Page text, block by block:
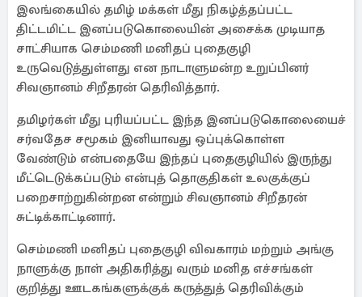
இலங்கையில் தமிழ் மக்கள் மீது நிகழ்த்தப்பட்ட
திட்டமிட்ட இனப்படுகொலையின் அசைக்க முடியாத
சாட்சியாக செம்மணி மனிதப் புதைகுழி
உருவெடுத்துள்ளது என நாடாளுமன்ற உறுப்பினர்
சிவஞானம் சிறீதரன் தெரிவித்தார்.
தமிழர்கள் மீது புரியப்பட்ட இந்த இனப்படுகொலையைச்
சர்வதேச சமூகம் இனியாவது ஒப்புக்கொள்ள
வேண்டும் என்பதையே இந்தப் புதைகுழியில் இருந்து
மீட்டெடுக்கப்படும் என்புத் தொகுதிகள் உலகுக்குப்
பறைசாற்றுகின்றன என்றும் சிவஞானம் சிறீதரன்
சுட்டிக்காட்டினார்.
செம்மணி மனிதப் புதைகுழி விவகாரம் மற்றும் அங்கு
நாளுக்கு நாள் அதிகரித்து வரும் மனித எச்சங்கள்
குறித்து ஊடகங்களுக்குக் கருத்துத் தெரிவிக்கும்